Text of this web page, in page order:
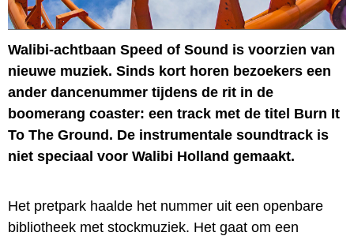
Walibi-achtbaan Speed of Sound is voorzien van
nieuwe muziek. Sinds kort horen bezoekers een
ander dancenummer tijdens de rit in de
boomerang coaster: een track met de titel Burn It
To The Ground. De instrumentale soundtrack is
niet speciaal voor Walibi Holland gemaakt.
Het pretpark haalde het nummer uit een openbare
bibliotheek met stockmuziek. Het gaat om een